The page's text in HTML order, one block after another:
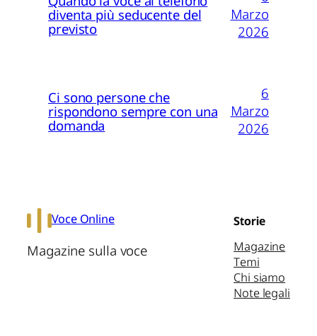
diventa più seducente del
previsto
Marzo
2026
Ci sono persone che
rispondono sempre con una
domanda
6
Marzo
2026
Voce Online
Magazine sulla voce
Storie
Magazine
Temi
Chi siamo
Note legali